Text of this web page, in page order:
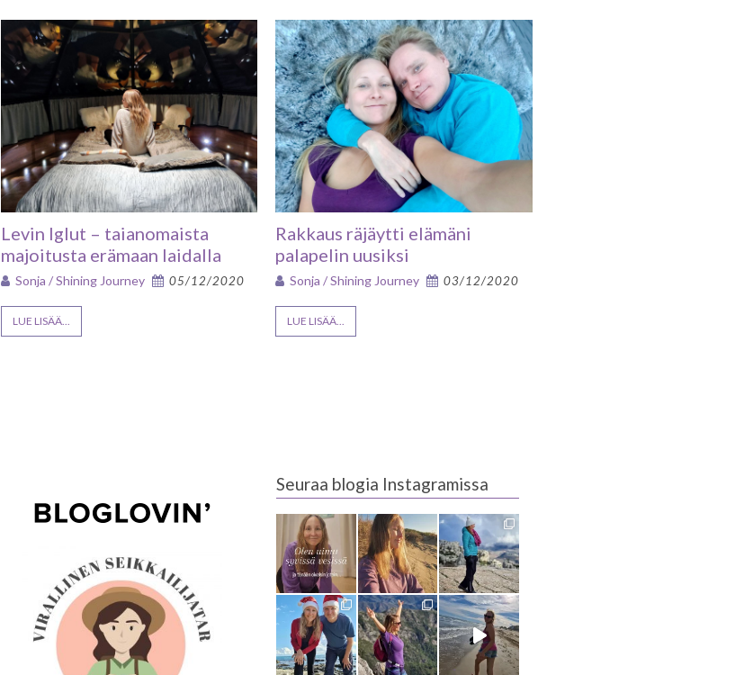
Levin Iglut – taianomaista
majoitusta erämaan laidalla
Sonja / Shining Journey 05/12/2020
LUE LISÄÄ...
Rakkaus räjäytti elämäni
palapelin uusiksi
Sonja / Shining Journey 03/12/2020
LUE LISÄÄ...
Seuraa blogia Instagramissa